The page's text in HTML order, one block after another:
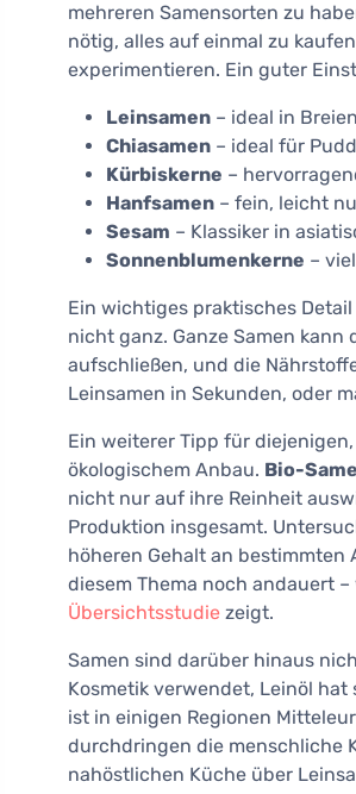
mehreren Samensorten zu
nötig, alles auf einmal zu
experimentieren. Ein guter
Leinsamen – ideal in
Chiasamen – ideal für
Kürbiskerne –
Hanfsamen – fein, leicht
Sesam – Klassiker in
Sonnenblumenkerne –
Ein wichtiges praktisches
nicht ganz. Ganze Samen
aufschließen, und die
Leinsamen in Sekunden, oder
Ein weiterer Tipp für
ökologischem Anbau. Bio-
nicht nur auf ihre Reinheit
Produktion insgesamt.
höheren Gehalt an
diesem Thema noch andauert
Übersichtsstudie zeigt.
Samen sind darüber hinaus
Kosmetik verwendet, Leinöl
ist in einigen Regionen
durchdringen die menschliche
nahöstlichen Küche über